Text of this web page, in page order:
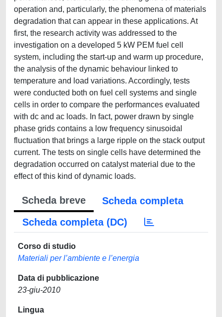
operation and, particularly, the phenomena of materials
degradation that can appear in these applications. At
first, the research activity was addressed to the
investigation on a developed 5 kW PEM fuel cell
system, including the start-up and warm up procedure,
the analysis of the dynamic behaviour linked to
temperature and load variations. Accordingly, tests
were conducted both on fuel cell systems and single
cells in order to compare the performances evaluated
with dc and ac loads. In fact, power drawn by single
phase grids contains a low frequency sinusoidal
fluctuation that brings a large ripple on the stack output
current. The tests on single cells have determined the
degradation occurred on catalyst material due to the
effect of this kind of dynamic loads.
Scheda breve
Scheda completa
Scheda completa (DC)
Corso di studio
Materiali per l’ambiente e l’energia
Data di pubblicazione
23-giu-2010
Lingua